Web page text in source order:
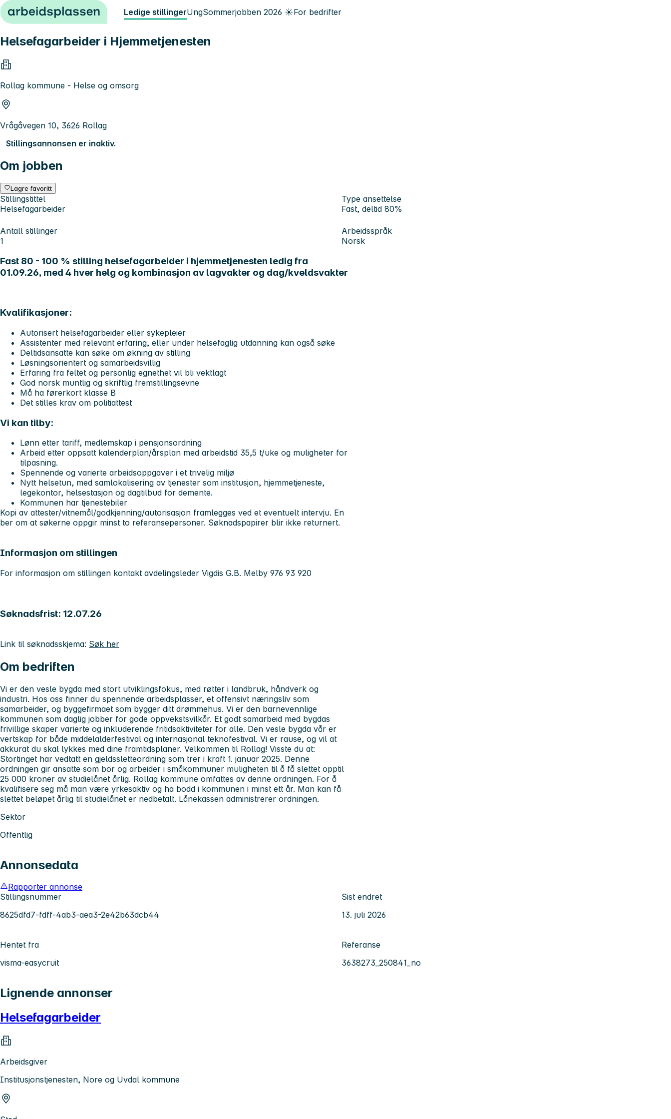
Hopp til innhold Ledige stillingerUngSommerjobben 2026 ☀️For bedrifter
Helsefagarbeider i Hjemmetjenesten
Rollag kommune - Helse og omsorg
Vrågåvegen 10, 3626 Rollag
Stillingsannonsen er inaktiv.
Om jobben
Lagre favoritt
Stillingstittel
Helsefagarbeider
Type ansettelse
Fast, deltid 80%
Antall stillinger
1
Arbeidsspråk
Norsk
Fast 80 - 100 % stilling helsefagarbeider i hjemmetjenesten ledig fra
01.09.26, med 4 hver helg og kombinasjon av lagvakter og dag/kveldsvakter
Kvalifikasjoner:
Autorisert helsefagarbeider eller sykepleier
Assistenter med relevant erfaring, eller under helsefaglig utdanning kan også søke
Deltidsansatte kan søke om økning av stilling
Løsningsorientert og samarbeidsvillig
Erfaring fra feltet og personlig egnethet vil bli vektlagt
God norsk muntlig og skriftlig fremstillingsevne
Må ha førerkort klasse B
Det stilles krav om politiattest
Vi kan tilby:
Lønn etter tariff, medlemskap i pensjonsordning
Arbeid etter oppsatt kalenderplan/årsplan med arbeidstid 35,5 t/uke og muligheter for
tilpasning.
Spennende og varierte arbeidsoppgaver i et trivelig miljø
Nytt helsetun, med samlokalisering av tjenester som institusjon, hjemmetjeneste,
legekontor, helsestasjon og dagtilbud for demente.
Kommunen har tjenestebiler
Kopi av attester/vitnemål/godkjenning/autorisasjon framlegges ved et eventuelt intervju. En
ber om at søkerne oppgir minst to referansepersoner. Søknadspapirer blir ikke returnert.
Informasjon om stillingen
For informasjon om stillingen kontakt avdelingsleder Vigdis G.B. Melby 976 93 920
Søknadsfrist: 12.07.26
Link til søknadsskjema: Søk her
Om bedriften
Vi er den vesle bygda med stort utviklingsfokus, med røtter i landbruk, håndverk og
industri. Hos oss finner du spennende arbeidsplasser, et offensivt næringsliv som
samarbeider, og byggefirmaet som bygger ditt drømmehus. Vi er den barnevennlige
kommunen som daglig jobber for gode oppvekstsvilkår. Et godt samarbeid med bygdas
frivillige skaper varierte og inkluderende fritidsaktiviteter for alle. Den vesle bygda vår er
vertskap for både middelalderfestival og internasjonal teknofestival. Vi er rause, og vil at
akkurat du skal lykkes med dine framtidsplaner. Velkommen til Rollag! Visste du at:
Stortinget har vedtatt en gjeldssletteordning som trer i kraft 1. januar 2025. Denne
ordningen gir ansatte som bor og arbeider i småkommuner muligheten til å få slettet opptil
25 000 kroner av studielånet årlig. Rollag kommune omfattes av denne ordningen. For å
kvalifisere seg må man være yrkesaktiv og ha bodd i kommunen i minst ett år. Man kan få
slettet beløpet årlig til studielånet er nedbetalt. Lånekassen administrerer ordningen.
Sektor
Offentlig
Annonsedata
Rapporter annonse
Stillingsnummer
8625dfd7-fdff-4ab3-aea3-2e42b63dcb44
Sist endret
13. juli 2026
Hentet fra
visma-easycruit
Referanse
3638273_250841_no
Lignende annonser
Helsefagarbeider
Arbeidsgiver
Institusjonstjenesten, Nore og Uvdal kommune